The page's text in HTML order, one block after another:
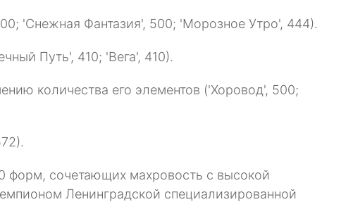
'Снежная Фантазия', 500; 'Морозное Утро', 444).
Путь', 410; 'Вега', 410).
количества его элементов ('Хоровод', 500;
форм, сочетающих махровость с высокой
Ленинградской специализированной